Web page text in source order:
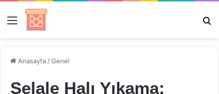
Menü
Anasayfa /Genel
Şelale Halı Yıkama: